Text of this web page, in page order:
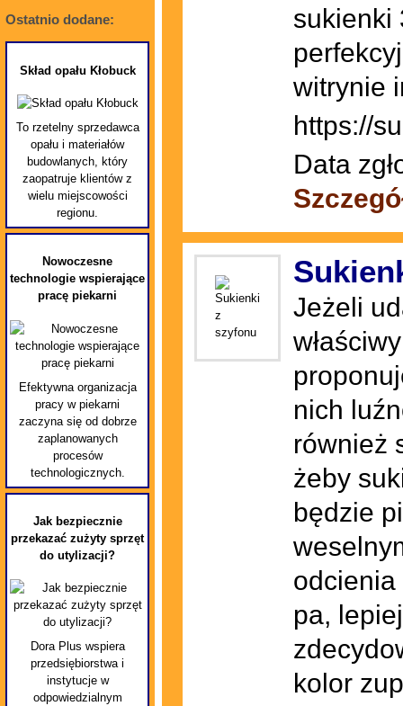
Ostatnio dodane:
Skład opału Kłobuck
To rzetelny sprzedawca
opału i materiałów
budowlanych, który
zaopatruje klientów z
wielu miejscowości
regionu.
Nowoczesne
technologie wspierające
pracę piekarni
Efektywna organizacja
pracy w piekarni
zaczyna się od dobrze
zaplanowanych
procesów
technologicznych.
Jak bezpiecznie
przekazać zużyty sprzęt
do utylizacji?
Dora Plus wspiera
przedsiębiorstwa i
instytucje w
odpowiedzialnym
sukienki
witrynie
https://
Data
Jeżeli
nich
również
żeby
będzie
odcienia
pa,
kolor